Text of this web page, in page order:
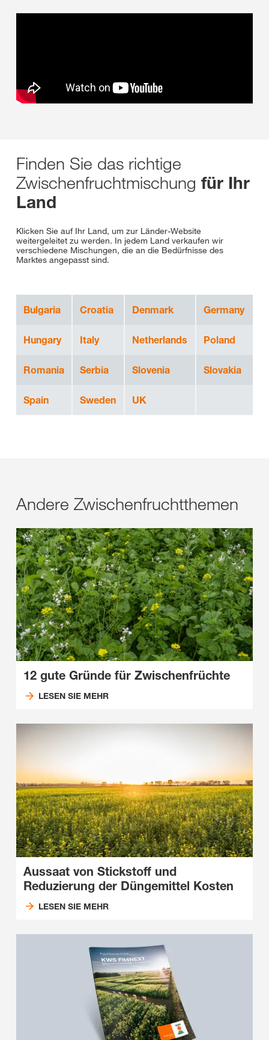
Finden Sie das richtige
Zwischenfruchtmischung für Ihr
Land
Klicken Sie auf Ihr Land, um zur Länder-Website
weitergeleitet zu werden. In jedem Land verkaufen wir
verschiedene Mischungen, die an die Bedürfnisse des
Marktes angepasst sind.
Bulgaria Croatia Denmark Germany
Hungary Italy Netherlands Poland
Romania Serbia Slovenia Slovakia
Spain Sweden UK
Andere Zwischenfruchtthemen
12 gute Gründe für Zwischenfrüchte
LESEN SIE MEHR
Aussaat von Stickstoff und
Reduzierung der Düngemittel Kosten
LESEN SIE MEHR